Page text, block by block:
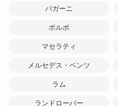
パガーニ
ボルボ
マセラティ
メルセデス・ベンツ
ラム
ランドローバー